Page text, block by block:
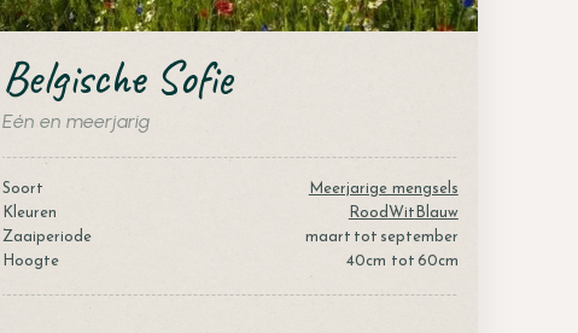
Belgische Sofie
Eén en meerjarig
Soort
Meerjarige mengsels
Kleuren
Rood Wit Blauw
Zaaiperiode
maart tot september
Hoogte
40cm tot 60cm